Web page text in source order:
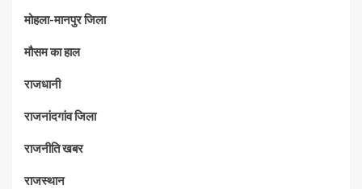
मोहला-मानपुर जिला
मौसम का हाल
राजधानी
राजनांदगांव जिला
राजनीति खबर
राजस्थान